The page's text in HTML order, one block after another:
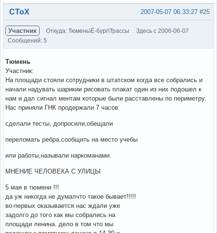
Вне форума #25
2007-05-07 06:33:27
СТоХ
Участник Откуда: Тюмень\Ё-бург\Трассы
Здесь с 2006-06-07
Сообщений: 5
Тюмень
Участник:
На площади стояли сотрудники в штатском когда все собрались и
начали надувать шарикии рисовать плакат один из них подошел к
нам и дал сигнал ментам которые были расставлены по периметру.
Нас приняли ГНК продержали 7 часов
сделали тесты, допросили,обещали
переломать ребра,сообщить на место учебы
или работы,называли наркоманами.
МНЕНИЕ ЧЕЛОВЕКА С УЛИЦЫ
5 мая в тюмени !!!
да уж никогда не думалчто такое бывает!!!!!
во-первых оказывается нас ждали уже
задолго до того как мы собрались на
площади ленина. дело в том что мы